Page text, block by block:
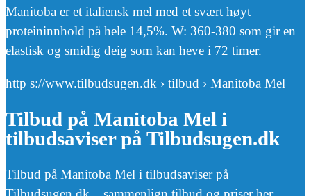
Manitoba er et italiensk mel med et svært høyt
proteininnhold på hele 14,5%. W: 360-380 som gir en
elastisk og smidig deig som kan heve i 72 timer.
http s://www.tilbudsugen.dk › tilbud › Manitoba Mel
Tilbud på Manitoba Mel i
tilbudsaviser på Tilbudsugen.dk
Tilbud på Manitoba Mel i tilbudsaviser på